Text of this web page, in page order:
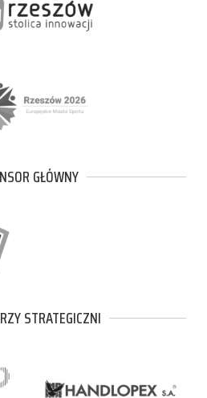
GŁÓWNY
STRATEGICZNI